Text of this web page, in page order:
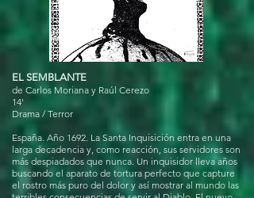
EL SEMBLANTE
de Carlos Moriana y Raúl Cerezo
14'
Drama / Terror
España. Año 1692. La Santa Inquisición entra en una
larga decadencia y, como reacción, sus servidores son
más despiadados que nunca. Un inquisidor lleva años
buscando el aparato de tortura perfecto que capture
el rostro más puro del dolor y así mostrar al mundo las